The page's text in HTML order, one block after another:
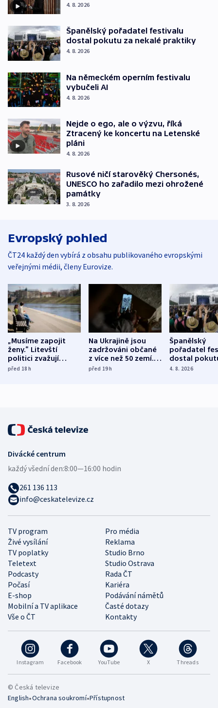
4. 8. 2026
Španělský pořadatel festivalu
dostal pokutu za nekalé praktiky
4. 8. 2026
Na německém operním festivalu
vybučeli AI
4. 8. 2026
Nejde o ego, ale o výzvu, říká
Ztracený ke koncertu na Letenské
pláni
4. 8. 2026
Rusové ničí starověký Chersonés,
UNESCO ho zařadilo mezi ohrožené
památky
3. 8. 2026
Evropský pohled
ČT24 každý den vybírá z obsahu publikovaného evropskými
veřejnými médii, členy Eurovize.
„Musíme zapojit
ženy.“ Litevští
politici zvažují
dohodu o
před 18h
Na Ukrajině jsou
zadržováni občané
z více než 50 zemí.
Bojovali na straně
před 19h
Španělský
pořadatel
dostal
nekalé
4. 8. 2026
Instagram Facebook YouTube X Threads
TV program
Pro média
Živé vysílání
Reklama
TV poplatky
Studio Brno
Teletext
Studio Ostrava
Podcasty
Rada ČT
Počasí
Kariéra
E-shop
Podávání námětů
Mobilní a TV aplikace
Časté dotazy
Vše o ČT
Kontakty
Divácké centrum
každý všední den:8:00—16:00 hodin
261 136 113
info@ceskatelevize.cz
© Česká televize
English•Ochrana soukromí•Přístupnost